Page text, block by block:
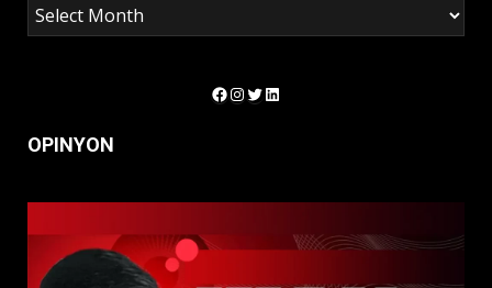
Facebook
Instagram
Twitter
LinkedIn
OPINYON